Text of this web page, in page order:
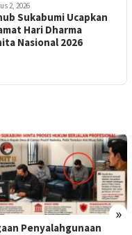
2, 2026
Sukabumi Ucapkan
Hari Dharma
Nasional 2026
»
Penyalahgunaan